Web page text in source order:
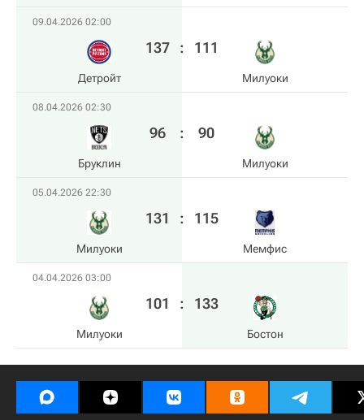
09.04.2026 02:00
Детройт
137 : 111
Милуоки
08.04.2026 02:30
Бруклин
96 : 90
Милуоки
05.04.2026 22:30
Милуоки
131 : 115
Мемфис
04.04.2026 03:00
Милуоки
101 : 133
Бостон